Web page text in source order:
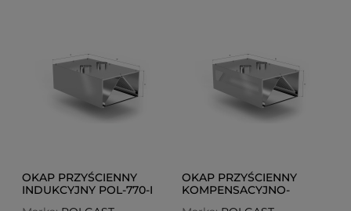
OKAP PRZYŚCIENNY
INDUKCYJNY POL-770-I
OKAP PRZYŚCIENNY
KOMPENSACYJNO-